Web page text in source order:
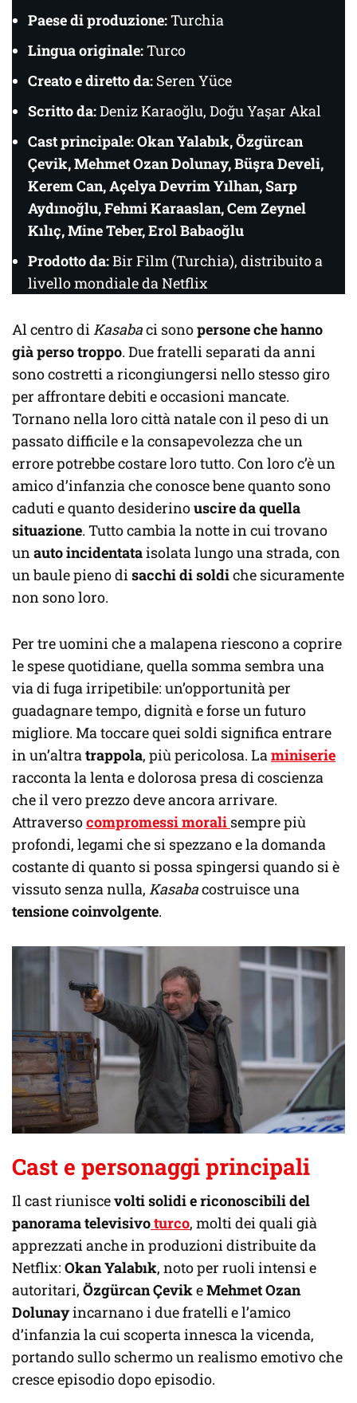
Paese di produzione:Turchia
Lingua originale:Turco
Creato e diretto da: Seren Yüce
Scritto da:Deniz Karaoğlu, Doğu Yaşar Akal
Cast principale:Okan Yalabık, Özgürcan
Çevik, Mehmet Ozan Dolunay, Büşra Develi,
Kerem Can, Açelya Devrim Yılhan, Sarp
Aydınoğlu, Fehmi Karaaslan, Cem Zeynel
Kılıç, Mine Teber, Erol Babaoğlu
Prodotto da:Bir Film (Turchia), distribuito a
livello mondiale da Netflix
Al centro diKasabaci sonopersone che hanno
già perso troppo. Due fratelli separati da anni
sono costretti a ricongiungersi nello stesso giro
per affrontare debiti e occasioni mancate.
Tornano nella loro città natale con il peso di un
passato difficile e la consapevolezza che un
errore potrebbe costare loro tutto. Con loro c’è un
amico d’infanzia che conosce bene quanto sono
caduti e quanto desiderinouscire da quella
situazione. Tutto cambia la notte in cui trovano
unauto incidentataisolata lungo una strada, con
un baule pieno disacchi di soldiche sicuramente
non sono loro.
Per tre uomini che a malapena riescono a coprire
le spese quotidiane, quella somma sembra una
via di fuga irripetibile: un’opportunità per
guadagnare tempo, dignità e forse un futuro
migliore. Ma toccare quei soldi significa entrare
in un’altratrappola, più pericolosa. Laminiserie
racconta la lenta e dolorosa presa di coscienza
che il vero prezzo deve ancora arrivare.
Attraversocompromessi morali sempre più
profondi, legami che si spezzano e la domanda
costante di quanto si possa spingersi quando si è
vissuto senza nulla, Kasabacostruisce una
tensione coinvolgente.
Cast e personaggi principali
Il cast riuniscevolti solidi e riconoscibili del
panorama televisivoturco, molti dei quali già
apprezzati anche in produzioni distribuite da
Netflix: Okan Yalabık, noto per ruoli intensi e
autoritari, Özgürcan ÇevikeMehmet Ozan
Dolunayincarnano i due fratelli e l’amico
d’infanzia la cui scoperta innesca la vicenda,
portando sullo schermo un realismo emotivo che
cresce episodio dopo episodio.